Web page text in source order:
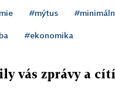
#mýtus
#ekonomika
vás zprávy a